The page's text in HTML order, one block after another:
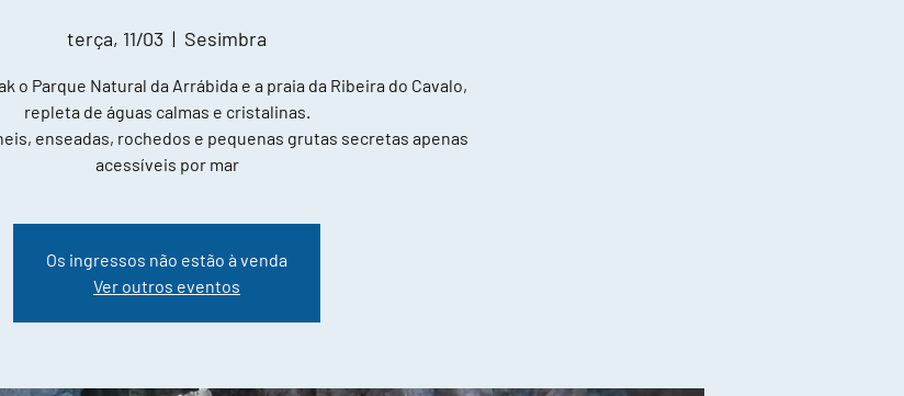
terça, 11/03
  |
Sesimbra
o Parque Natural da Arrábida e a praia da Ribeira do Cavalo,
repleta de águas calmas e cristalinas.
enseadas, rochedos e pequenas grutas secretas apenas
acessíveis por mar
Os ingressos não estão à venda
Ver outros eventos